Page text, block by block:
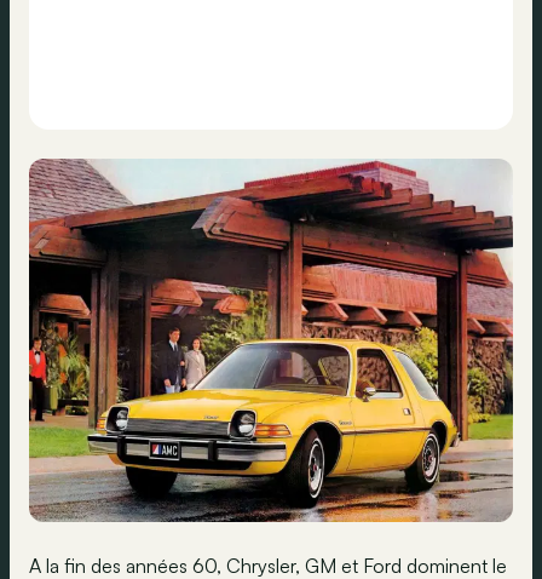
A la fin des années 60, Chrysler, GM et Ford dominent le